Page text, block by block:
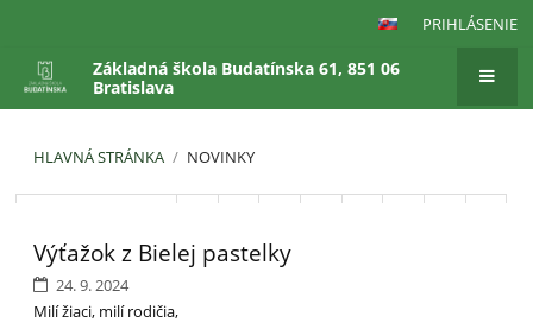
PRIHLÁSENIE
Základná škola Budatínska 61, 851 06
Bratislava
HLAVNÁ STRÁNKA / NOVINKY
Novinky
Výťažok z Bielej pastelky
24. 9. 2024
Milí žiaci, milí rodičia,
9
10 Ďalší